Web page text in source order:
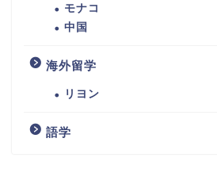
モナコ
中国
海外留学
リヨン
語学